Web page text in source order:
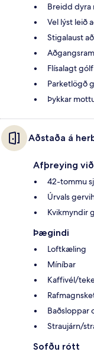
Breidd dyra
Vel lýst leið
Stigalaust
Flísalagt
Parketlögð
Þykkar
Aðstaða á
Afþreying
42-tommu
Úrvals
Kvikmyndir
Þægindi
Loftkæling
Míníbar
Kaffivél/
Baðsloppar
Straujárn/
Sofðu rótt